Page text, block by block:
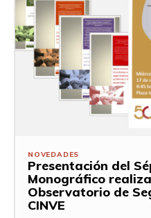
NOVEDADES
Presentación del
Monográfico
Observatorio de
CINVE